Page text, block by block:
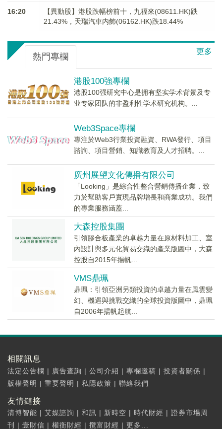
16:20
【異動股】港股跌幅榜前十，九福來(08611.HK)跌
21.43%，天瑞汽車内飾(06162.HK)跌18.44%
更多
熱門專欄
港股100強專欄
港股100强研究中心是拥有坚实学术背景及专
业专家团队的非盈利性学术研究机构。...
Web3Space專欄
專注於Web3行業投資融資、RWA發行、項目
諮詢、項目營銷、知識教育及人才招聘。...
廣州展望文化傳播有限公司
「Looking」是綜合性整合營銷傳播企業，致
力於幫助客戶實現品牌增長和商業成功。我們
的專業服務涵蓋...
大森控股集團
引領膠合板產業的卓越力量在原材料加工、室
內設計與多元化貿易交織的產業版圖中，大森
控股自2015年揚帆...
VMS鼎珮
鼎珮：引領亞洲另類投資的卓越力量在風雲變
幻、機遇與挑戰交織的全球投資版圖中，鼎珮
自2006年揚帆起航...
相關訊息
法定公告欄 | 廣告查詢 | 公司介紹 | 專欄邀稿 | 投資者關係 |
版權聲明 | 重要聲明 | 私隱政策 | 聯絡我們
友情鏈接
清博智能 | 艾媒諮詢 | 和訊 | 新時空 | 時代財經 | 證券市場周
刊
| 壹財信 | 權衡財經 | 攬富財經 | 更多...